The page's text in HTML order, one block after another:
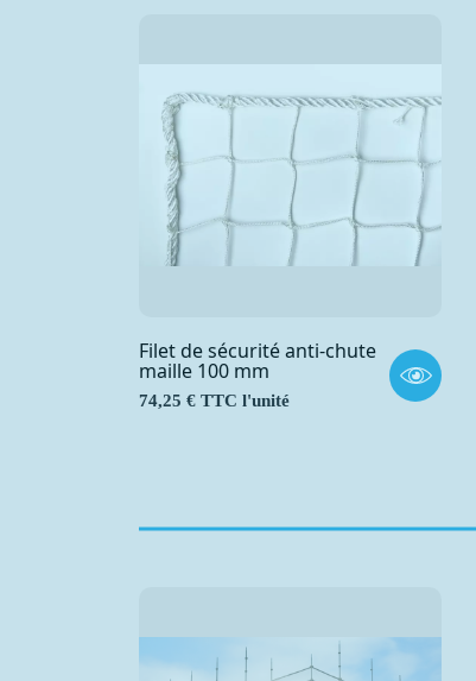
Filet de sécurité anti-chute
maille 100 mm
Prix
74,25 € TTC l'unité